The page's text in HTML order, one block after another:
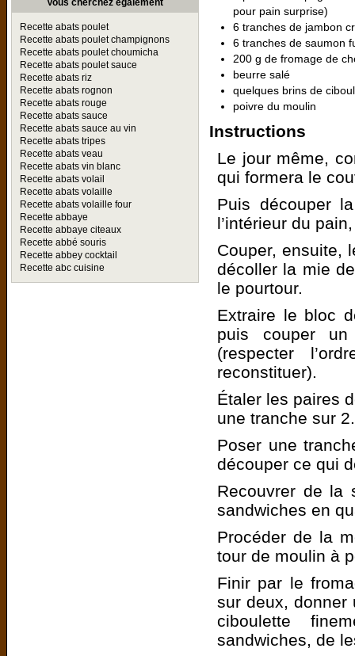
Vous cherchez également
Recette abats poulet
Recette abats poulet champignons
Recette abats poulet choumicha
Recette abats poulet sauce
Recette abats riz
Recette abats rognon
Recette abats rouge
Recette abats sauce
Recette abats sauce au vin
Recette abats tripes
Recette abats veau
Recette abats vin blanc
Recette abats volail
Recette abats volaille
Recette abats volaille four
Recette abbaye
Recette abbaye citeaux
Recette abbé souris
Recette abbey cocktail
Recette abc cuisine
pour pain surprise)
6 tranches de jambon
6 tranches de saumon
200 g de fromage de
beurre salé
quelques brins de
poivre du moulin
Instructions
Le jour même,
qui formera le
Puis découper
l’intérieur du
Couper, ensuite,
décoller la mie
le pourtour.
Extraire le bloc
puis couper
(respecter
reconstituer).
Étaler les paires
une tranche sur 2.
Poser une
découper ce qui
Recouvrer de la
sandwiches en
Procéder de la
tour de moulin à
Finir par le
sur deux, donner
ciboulette
sandwiches, de